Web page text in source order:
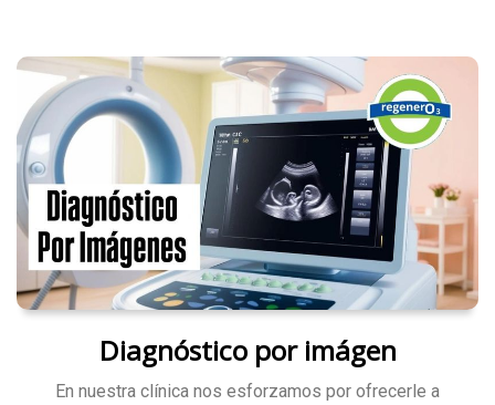
Diagnóstico por imágen
En nuestra clínica nos esforzamos por ofrecerle a